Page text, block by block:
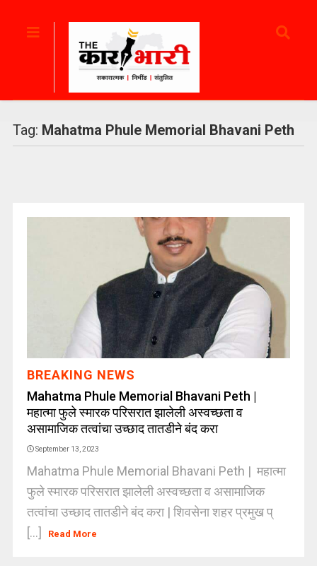
Tag: Mahatma Phule Memorial Bhavani Peth
BREAKING NEWS
Mahatma Phule Memorial Bhavani Peth |
महात्मा फुले स्मारक परिसरात झालेली अस्वच्छता व
असामाजिक तत्वांचा उच्छाद तातडीने बंद करा
September 13, 2023
Mahatma Phule Memorial Bhavani Peth | महात्मा
फुले स्मारक परिसरात झालेली अस्वच्छता व असामाजिक
तत्वांचा उच्छाद तातडीने बंद करा | शिवसेना शहर प्रमुख प्
[...]
Read More